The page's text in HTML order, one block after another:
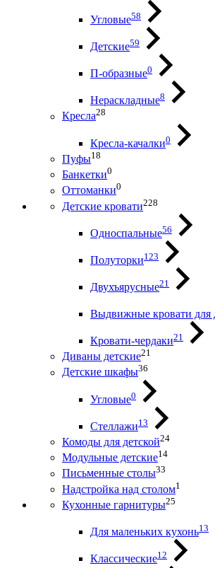
Угловые58
Детские59
П-образные0
Нераскладные8
Кресла28
Кресла-качалки0
Пуфы18
Банкетки0
Оттоманки0
Детские кровати228
Односпальные56
Полуторки123
Двухъярусные21
Выдвижные кровати для
Кровати-чердаки21
Диваны детские21
Детские шкафы36
Угловые0
Стеллажи13
Комоды для детской24
Модульные детские14
Письменные столы33
Надстройка над столом1
Кухонные гарнитуры25
Для маленьких кухонь13
Классические12